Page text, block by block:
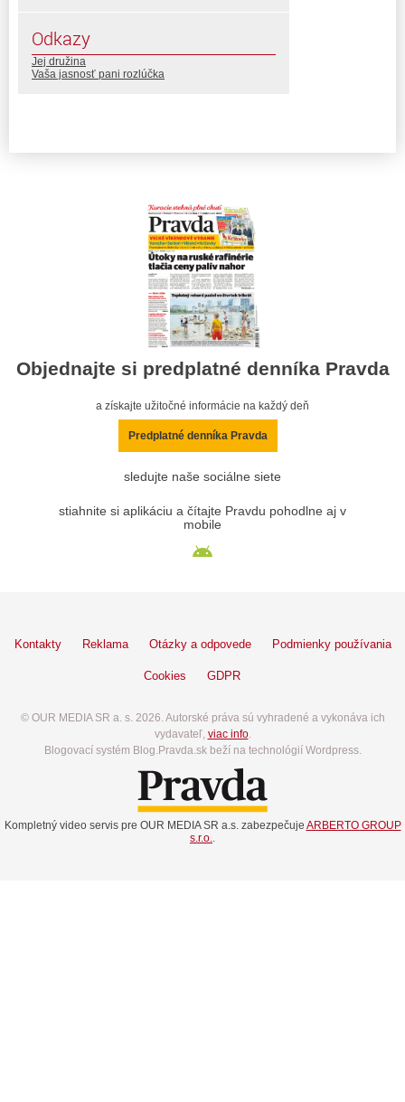
Odkazy
Jej družina
Vaša jasnosť pani rozlúčka
Objednajte si predplatné denníka Pravda
a získajte užitočné informácie na každý deň
Predplatné denníka Pravda
sledujte naše sociálne siete
stiahnite si aplikáciu a čítajte Pravdu pohodlne aj v
mobile
Kontakty Reklama Otázky a odpovede Podmienky používania
Cookies GDPR
© OUR MEDIA SR a. s. 2026. Autorské práva sú vyhradené a vykonáva ich
vydavateľ, viac info.
Blogovací systém Blog.Pravda.sk beží na technológií Wordpress.
Kompletný video servis pre OUR MEDIA SR a.s. zabezpečuje ARBERTO GROUP
s.r.o..